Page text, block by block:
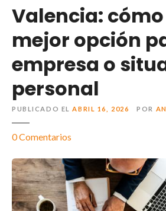
Valencia:
mejor opción
empresa o
personal
PUBLICADO EL ABRIL 16, 2026 POR
0Comentarios